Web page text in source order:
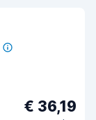
€ 36,19